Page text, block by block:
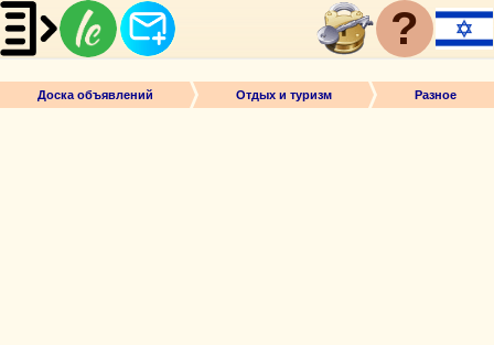
?
Доска объявлений Отдых и туризм Разное